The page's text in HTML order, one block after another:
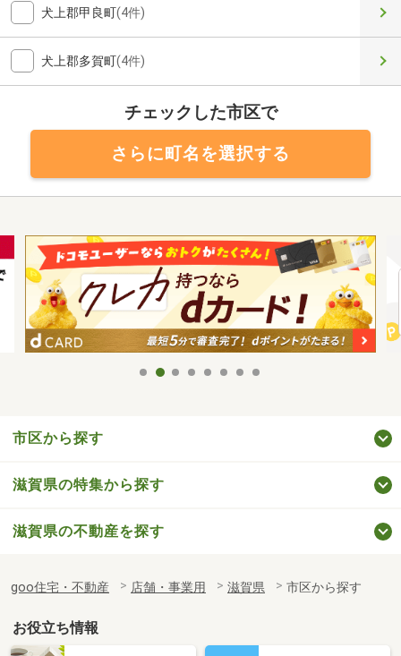
犬上郡甲良町(4件)
犬上郡多賀町(4件)
チェックした市区で
さらに町名を選択する
市区から探す
滋賀県の特集から探す
滋賀県の不動産を探す
goo住宅・不動産 店舗・事業用 滋賀県 市区から探す
お役立ち情報